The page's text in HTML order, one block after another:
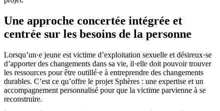
Une approche concertée intégrée et
centrée sur les besoins de la personne
Lorsqu’un·e jeune est victime d’exploitation sexuelle et désireux·se
d’apporter des changements dans sa vie, il·elle doit pouvoir trouver
les ressources pour être outillé·e à entreprendre des changements
durables. C’est ce qu’offre le projet Sphères : une expertise et un
accompagnement personnalisé pour que la victime parvienne à se
reconstruire.